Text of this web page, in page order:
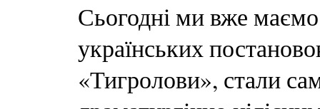
Сьогодні ми вже
українських
«Тигролови», стали